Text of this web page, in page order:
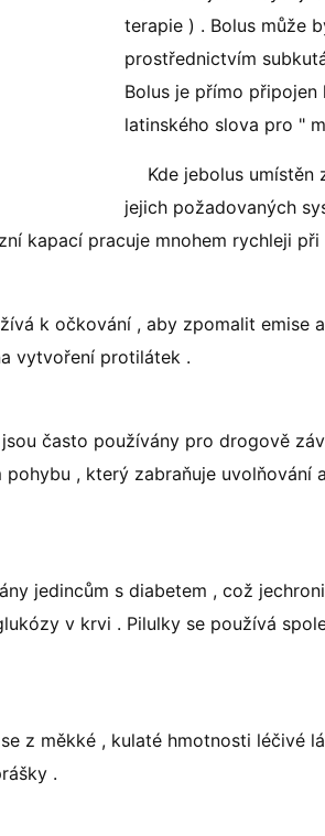
terapie ) . Bolus může
prostřednictvím
Bolus je přímo
latinského slova pro "
Kde jebolus umístěn
jejich požadovaných
kapací pracuje mnohem rychleji
k očkování , aby zpomalit emise
vytvoření protilátek .
často používány pro drogově
, který zabraňuje uvolňování
jedincům s diabetem , což
v krvi . Pilulky se používá
z měkké , kulaté hmotnosti léčivé
.